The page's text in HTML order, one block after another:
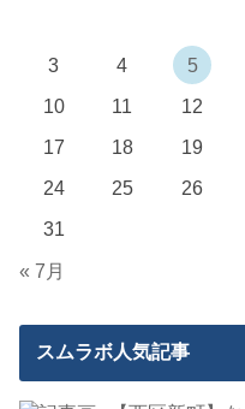
3
4 5
10
11 12
17
18 19
24
25 26
31
« 7月
スムラボ人気記事